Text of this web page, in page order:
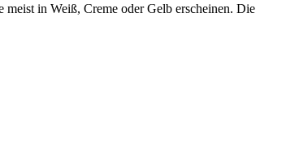
in Weiß, Creme oder Gelb erscheinen. Die